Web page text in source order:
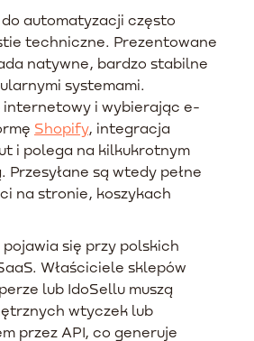
automatyzacji często
techniczne. Prezentowane
natywne, bardzo stabilne
systemami.
i wybierając e-
Shopify, integracja
i polega na kilkukrotnym
Przesyłane są wtedy pełne
na stronie, koszykach
się przy polskich
Właściciele sklepów
lub IdoSellu muszą
wtyczek lub
przez API, co generuje